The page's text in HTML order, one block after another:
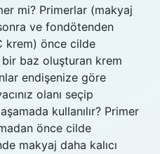
mi? Primerlar (makyaj
ve fondötenden
krem) önce cilde
baz oluşturan krem
endişenize göre
olanı seçip
kullanılır? Primer
önce cilde
makyaj daha kalıcı